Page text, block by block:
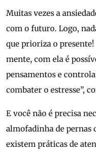
Muitas vezes a
com o futuro. Logo,
que prioriza o
mente, com ela é
pensamentos e
combater o estresse”,
E você não é precisa
almofadinha de pernas
existem práticas de